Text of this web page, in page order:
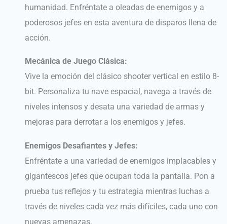
humanidad. Enfréntate a oleadas de enemigos y a
poderosos jefes en esta aventura de disparos llena de
acción.
Mecánica de Juego Clásica:
Vive la emoción del clásico shooter vertical en estilo 8-
bit. Personaliza tu nave espacial, navega a través de
niveles intensos y desata una variedad de armas y
mejoras para derrotar a los enemigos y jefes.
Enemigos Desafiantes y Jefes:
Enfréntate a una variedad de enemigos implacables y
gigantescos jefes que ocupan toda la pantalla. Pon a
prueba tus reflejos y tu estrategia mientras luchas a
través de niveles cada vez más difíciles, cada uno con
nuevas amenazas.